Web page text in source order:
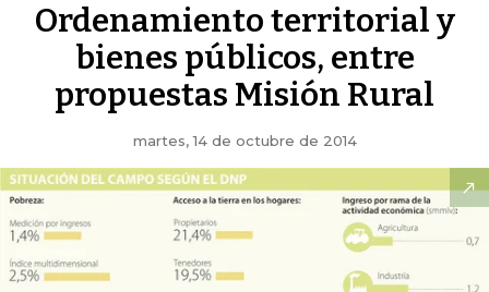
Ordenamiento territorial y
bienes públicos, entre
propuestas Misión Rural
martes, 14 de octubre de 2014